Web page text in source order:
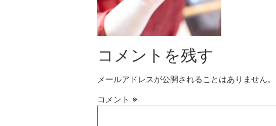
コメントを残す
メールアドレスが公開されることはありません。
コメント ※